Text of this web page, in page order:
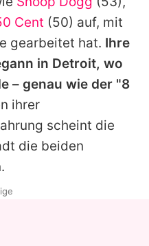
Cent (50) auf, mit
gearbeitet hat. Ihre
in Detroit, wo
– genau wie der "8
ihrer
scheint die
die beiden